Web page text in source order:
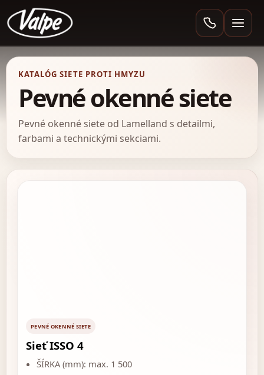
Valpe
KATALÓG SIETE PROTI HMYZU
Pevné okenné siete
Pevné okenné siete od Lamelland s detailmi,
farbami a technickými sekciami.
PEVNÉ OKENNÉ SIETE
Sieť ISSO 4
ŠÍRKA (mm): max. 1 500